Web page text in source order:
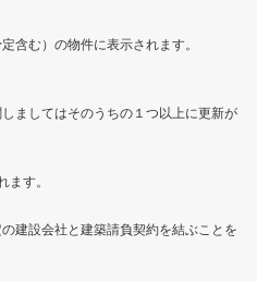
含む）の物件に表示されます。
ましてはそのうちの１つ以上に更新が
す。
建設会社と建築請負契約を結ぶことを